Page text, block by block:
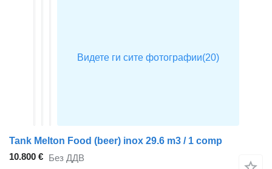
Tank Melton Food (beer) inox 29.6 m3 / 1 comp
10.800 € Без ДДВ